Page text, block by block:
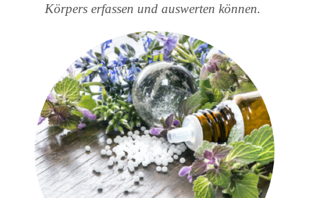
Körpers erfassen und auswerten können.